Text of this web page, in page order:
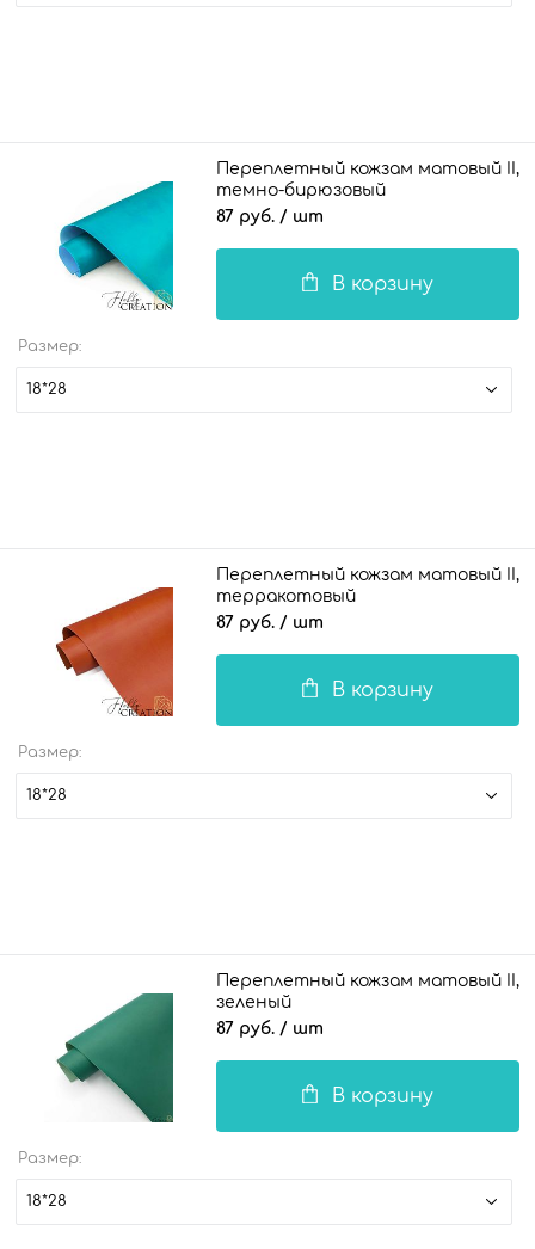
Переплетный кожзам матовый II,
темно-бирюзовый
87 руб. / шт
В корзину
Размер:
18*28
Переплетный кожзам матовый II,
терракотовый
87 руб. / шт
В корзину
Размер:
18*28
Переплетный кожзам матовый II,
зеленый
87 руб. / шт
В корзину
Размер:
18*28